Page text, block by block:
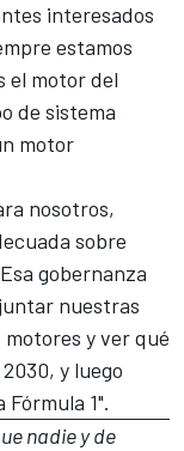
interesados
estamos
el motor del
de sistema
motor
nosotros,
sobre
gobernanza
nuestras
y ver qué
y luego
1".
nadie y de